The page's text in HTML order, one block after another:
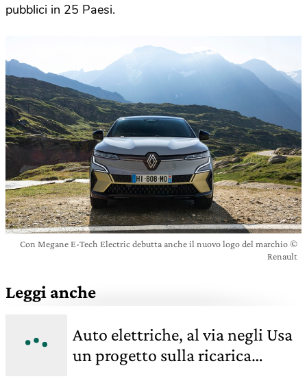
pubblici in 25 Paesi.
Con Megane E-Tech Electric debutta anche il nuovo logo del marchio ©
Renault
Leggi anche
Auto elettriche, al via negli Usa
un progetto sulla ricarica